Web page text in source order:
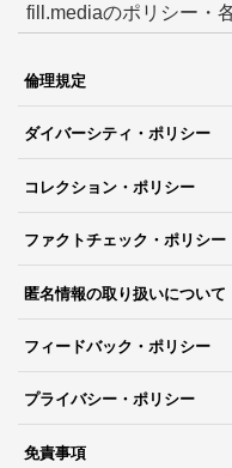
fill.mediaのポリシー・
倫理規定
ダイバーシティ・ポリシー
コレクション・ポリシー
ファクトチェック・ポリシー
匿名情報の取り扱いについて
フィードバック・ポリシー
プライバシー・ポリシー
免責事項